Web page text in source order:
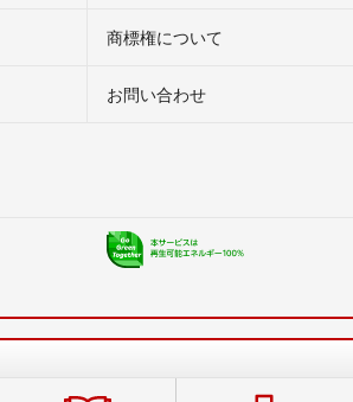
商標権について
お問い合わせ